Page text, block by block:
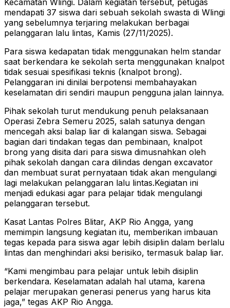
Kecamatan Wlingi. Dalam kegiatan tersebut, petugas
mendapati 37 siswa dari sebuah sekolah swasta di Wlingi
yang sebelumnya terjaring melakukan berbagai
pelanggaran lalu lintas, Kamis (27/11/2025).
Para siswa kedapatan tidak menggunakan helm standar
saat berkendara ke sekolah serta menggunakan knalpot
tidak sesuai spesifikasi teknis (knalpot brong).
Pelanggaran ini dinilai berpotensi membahayakan
keselamatan diri sendiri maupun pengguna jalan lainnya.
Pihak sekolah turut mendukung penuh pelaksanaan
Operasi Zebra Semeru 2025, salah satunya dengan
mencegah aksi balap liar di kalangan siswa. Sebagai
bagian dari tindakan tegas dan pembinaan, knalpot
brong yang disita dari para siswa dimusnahkan oleh
pihak sekolah dangan cara dilindas dengan excavator
dan membuat surat pernyataan tidak akan mengulangi
lagi melakukan pelanggaran lalu lintas.Kegiatan ini
menjadi edukasi agar para pelajar tidak mengulangi
pelanggaran tersebut.
Kasat Lantas Polres Blitar, AKP Rio Angga, yang
memimpin langsung kegiatan itu, memberikan imbauan
tegas kepada para siswa agar lebih disiplin dalam berlalu
lintas dan menghindari aksi berisiko, termasuk balap liar.
“Kami mengimbau para pelajar untuk lebih disiplin
berkendara. Keselamatan adalah hal utama, karena
pelajar merupakan generasi penerus yang harus kita
jaga,” tegas AKP Rio Angga.